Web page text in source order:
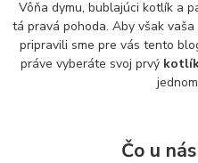
Vôňa dymu, bublajúci kotlík a
tá pravá pohoda. Aby však vaša
pripravili sme pre vás tento
práve vyberáte svoj prvý
Čo u